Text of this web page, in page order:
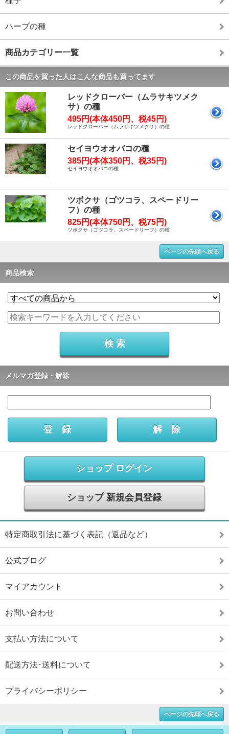
ハーブの種
商品カテゴリー一覧
この商品を買った人はこんな商品も買ってます
レッドクローバー（ムラサキツメク
サ）の種
495円(本体450円、税45円)
レッドクローバー（ムラサキツメクサ）の種
セイヨウオオバコの種
385円(本体350円、税35円)
セイヨウオオバコの種
ツボクサ（ゴツコラ、スペードリー
フ）の種
825円(本体750円、税75円)
ツボクサ（ゴツコラ、スペードリーフ）の種
ページの先頭へ戻る
商品検索
メルマガ登録・解除
ショップ ログイン
ショップ 新規会員登録
特定商取引法に基づく表記（返品など）
公式ブログ
マイアカウント
お問い合わせ
支払い方法について
配送方法･送料について
プライバシーポリシー
ページの先頭へ戻る